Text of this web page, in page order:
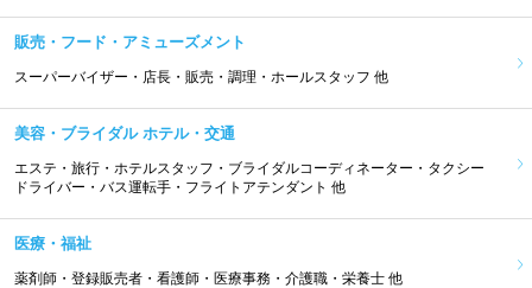
販売・フード・アミューズメント
スーパーバイザー・店長・販売・調理・ホールスタッフ 他
美容・ブライダル ホテル・交通
エステ・旅行・ホテルスタッフ・ブライダルコーディネーター・タクシー
ドライバー・バス運転手・フライトアテンダント 他
医療・福祉
薬剤師・登録販売者・看護師・医療事務・介護職・栄養士 他